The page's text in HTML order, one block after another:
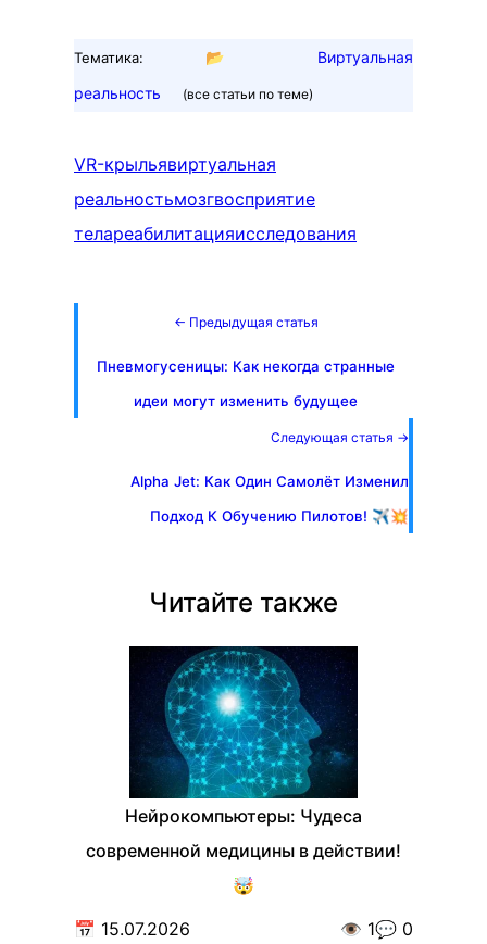
Тематика: 📂
Виртуальная
реальность
(все статьи по теме)
VR-крыльявиртуальная
реальностьмозгвосприятие
телареабилитацияисследования
← Предыдущая статья
Пневмогусеницы: Как некогда странные
идеи могут изменить будущее
Следующая статья →
Alpha Jet: Как Один Самолёт Изменил
Подход К Обучению Пилотов! ✈️💥
Читайте также
Нейрокомпьютеры: Чудеса
современной медицины в действии!
🤯
📅 15.07.2026 👁️ 1💬 0